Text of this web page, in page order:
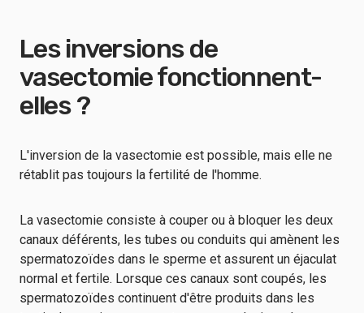
Les inversions de
vasectomie fonctionnent-
elles ?
L'inversion de la vasectomie est possible, mais elle ne
rétablit pas toujours la fertilité de l'homme.
La vasectomie consiste à couper ou à bloquer les deux
canaux déférents, les tubes ou conduits qui amènent les
spermatozoïdes dans le sperme et assurent un éjaculat
normal et fertile. Lorsque ces canaux sont coupés, les
spermatozoïdes continuent d'être produits dans les